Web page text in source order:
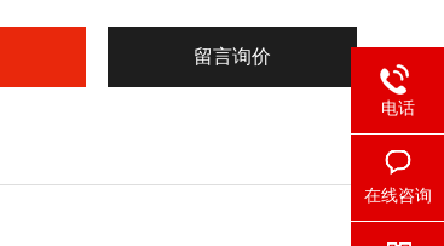
留言询价
电话
在线咨询